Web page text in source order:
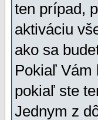
ten prípad,
aktiváciu
ako sa
Pokiaľ Vám
pokiaľ ste
Jednym z